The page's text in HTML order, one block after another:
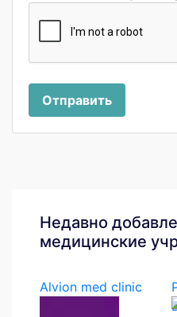
Отправить
Недавно
медицинские
Alvion med clinic